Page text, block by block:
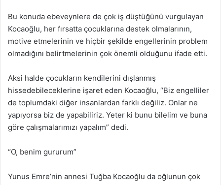
Bu konuda ebeveynlere de çok iş düştüğünü vurgulayan
Kocaoğlu, her fırsatta çocuklarına destek olmalarının,
motive etmelerinin ve hiçbir şekilde engellerinin problem
olmadığını belirtmelerinin çok önemli olduğunu ifade etti.
Aksi halde çocukların kendilerini dışlanmış
hissedebileceklerine işaret eden Kocaoğlu, “Biz engelliler
de toplumdaki diğer insanlardan farklı değiliz. Onlar ne
yapıyorsa biz de yapabiliriz. Yeter ki bunu bilelim ve buna
göre çalışmalarımızı yapalım” dedi.
“O, benim gururum”
Yunus Emre’nin annesi Tuğba Kocaoğlu da oğlunun çok